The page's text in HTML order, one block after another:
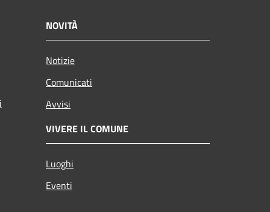
NOVITÀ
Notizie
Comunicati
Avvisi
VIVERE IL COMUNE
Luoghi
Eventi